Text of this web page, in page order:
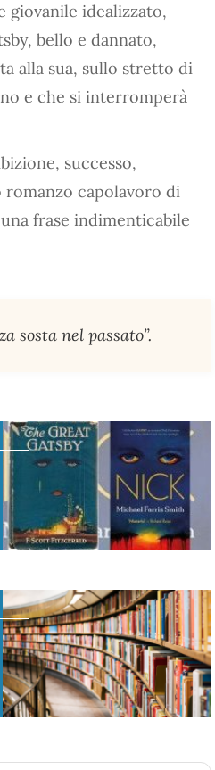
giovanile idealizzato,
bello e dannato,
alla sua, sullo stretto di
e che si interromperà
successo,
romanzo capolavoro di
frase indimenticabile
sosta nel passato”.